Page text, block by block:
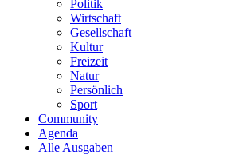
Politik
Wirtschaft
Gesellschaft
Kultur
Freizeit
Natur
Persönlich
Sport
Community
Agenda
Alle Ausgaben